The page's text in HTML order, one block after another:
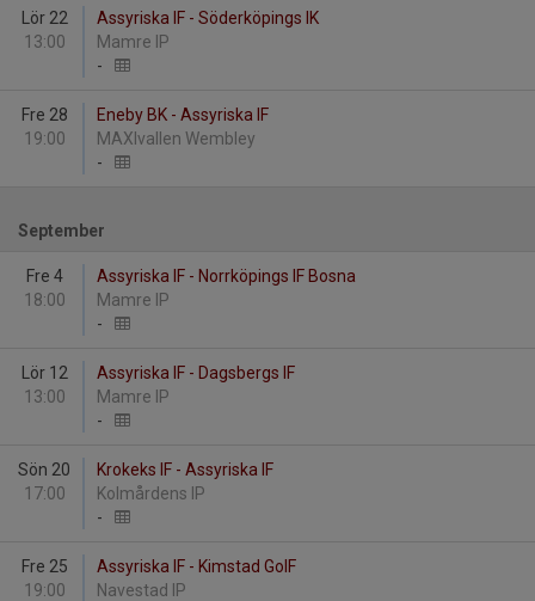
Lör 22
13:00
Assyriska IF - Söderköpings IK
Mamre IP
-
Fre 28
19:00
Eneby BK - Assyriska IF
MAXIvallen Wembley
-
September
Fre 4
18:00
Assyriska IF - Norrköpings IF Bosna
Mamre IP
-
Lör 12
13:00
Assyriska IF - Dagsbergs IF
Mamre IP
-
Sön 20
17:00
Krokeks IF - Assyriska IF
Kolmårdens IP
-
Fre 25
19:00
Assyriska IF - Kimstad GoIF
Navestad IP